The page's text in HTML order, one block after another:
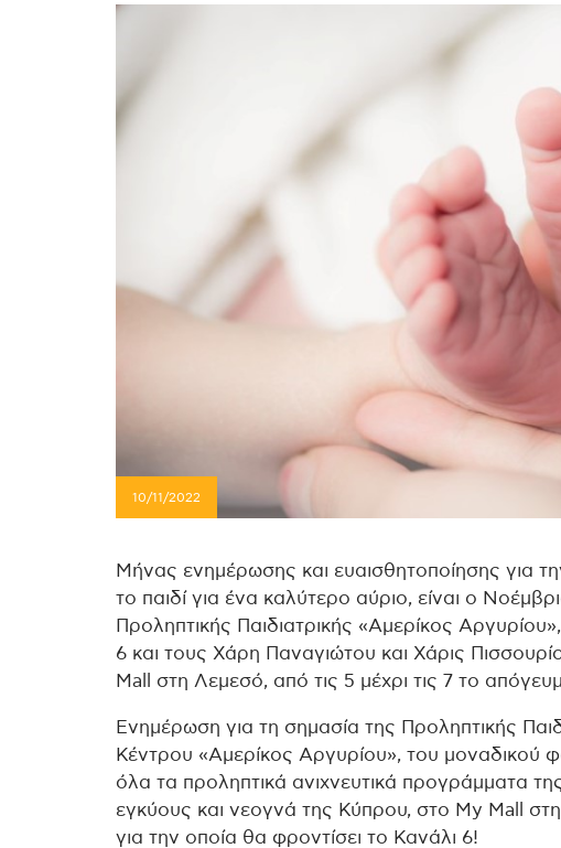
10/11/2022
Μήνας ενημέρωσης και ευαισθητοποίησης για
το παιδί για ένα καλύτερο αύριο, είναι ο
Προληπτικής Παιδιατρικής «Αμερίκος
6 και τους Χάρη Παναγιώτου και Χάρις
Mall στη Λεμεσό, από τις 5 μέχρι τις 7 το
Ενημέρωση για τη σημασία της Προληπτικής
Κέντρου «Αμερίκος Αργυρίου», του μοναδικού
όλα τα προληπτικά ανιχνευτικά προγράμματα
εγκύους και νεογνά της Κύπρου, στο My Mall
για την οποία θα φροντίσει το Κανάλι 6!